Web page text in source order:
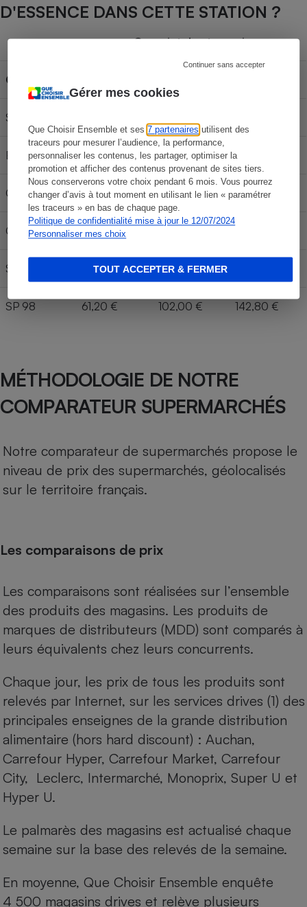
Gérer mes cookies
Que Choisir Ensemble et ses7 partenaires utilisent des
traceurs pour mesurer l’audience, la performance,
personnaliser les contenus, les partager, optimiser la
promotion et afficher des contenus provenant de sites tiers.
Nous conserverons votre choix pendant 6 mois. Vous pourrez
changer d’avis à tout moment en utilisant le lien « paramétrer
les traceurs » en bas de chaque page.
Politique de confidentialité mise à jour le 12/07/2024
Personnaliser mes choix
Continuer sans accepter
TOUT ACCEPTER & FERMER
D'ESSENCE DANS CETTE STATION ?
Capacité du réservoir
Carburant
SP 95-E10
E85 28,95 € 48,25 € 67,55 €
Gazole 66,00 € 110,00 € 154,00 €
GPLc 28,65 € 47,75 €
SP95 61,35 € 102,25 €
SP 98 61,20 € 102,00 € 142,80 €
MÉTHODOLOGIE DE NOTRE
COMPARATEUR SUPERMARCHÉS
Notre comparateur de supermarchés propose le
niveau de prix des supermarchés, géolocalisés
sur le territoire français.
Les comparaisons de prix
Les comparaisons sont réalisées sur l’ensemble
des produits des magasins. Les produits de
marques de distributeurs (MDD) sont comparés à
leurs équivalents chez leurs concurrents.
Chaque jour, les prix de tous les produits sont
relevés par Internet, sur les services drives (1) des
principales enseignes de la grande distribution
alimentaire (hors hard discount) : Auchan,
Carrefour Hyper, Carrefour Market, Carrefour
City, Leclerc, Intermarché, Monoprix, Super U et
Hyper U.
Le palmarès des magasins est actualisé chaque
semaine sur la base des relevés de la semaine.
En moyenne, Que Choisir Ensemble enquête
4 500 magasins drives et relève plusieurs